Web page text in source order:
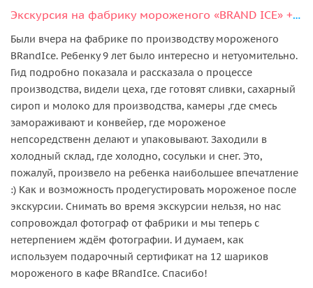
Экскурсия на фабрику мороженого «BRAND ICE» + дегустация мороженого
Были вчера на фабрике по производству мороженого
BRandIce. Ребенку 9 лет было интересно и нетуомительно.
Гид подробно показала и рассказала о процессе
производства, видели цеха, где готовят сливки, сахарный
сироп и молоко для производства, камеры ,где смесь
замораживают и конвейер, где мороженое
непсоредственн делают и упаковывают. Заходили в
холодный склад, где холодно, сосульки и снег. Это,
пожалуй, произвело на ребенка наибольшее впечатление
:) Как и возможность продегустировать мороженое после
экскурсии. Снимать во время экскурсии нельзя, но нас
сопровождал фотограф от фабрики и мы теперь с
нетерпением ждём фотографии. И думаем, как
используем подарочный сертификат на 12 шариков
мороженого в кафе BRandIce. Спасибо!